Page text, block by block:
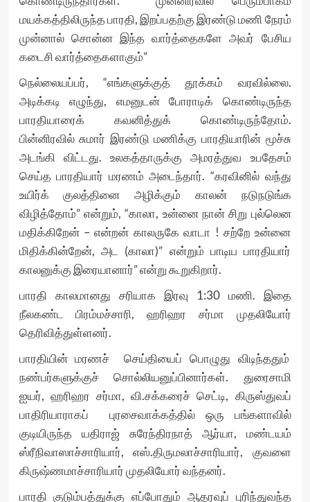
மயக்கத்திலிருந்த பாரதி, இறப்பதற்கு இரண்டு மணி நேரம்
முன்னால் சொன்ன இந்த வார்த்தைகளே அவர் பேசிய
கடைசி வார்த்தைகளாகும்”
நெல்லையப்பர், “எங்களுக்குத் தூக்கம் வரவில்லை.
அடிக்கடி எழுந்து, எமனுடன் போராடிக் கொண்டிருந்த
பாரதியாரைக் கவனித்துக் கொண்டிருந்தோம்.
பின்னிரவில் சுமார் இரண்டு மணிக்கு பாரதியாரின் மூச்சு
அடங்கி விட்டது. உலகத்தாருக்கு அமரத்துவ உபதேசம்
செய்த பாரதியார் மரணம் அடைந்தார். “கரவினில் வந்து
உயிர்க் குலத்தினை அழிக்கும் காலன் நடுநடுங்க
விழித்தோம்” என்றும், “காலா, உன்னை நான் சிறு புல்லென
மதிக்கிறேன் – என்றன் காலருகே வாடா ! சற்றே உன்னை
மிதிக்கின்றேன், அட (காலா)” என்றும் பாடிய பாரதியார்
காலனுக்கு இரையானார்” என்று கூறுகிறார்.
பாரதி காலமானது சரியாக இரவு 1:30 மணி. இதை
நீலகண்ட பிரம்மச்சாரி, ஹரிஹர சர்மா முதலியோர்
தெரிவித்துள்ளனர்.
பாரதியின் மரணச் செய்தியைப் பொழுது விடிந்ததும்
நண்பர்களுக்குச் சொல்லியனுப்பினார்கள். துரைசாமி
ஐயர், ஹரிஹர சர்மா, வி.சக்கரைச் செட்டி, கிருஸ்துவப்
பாதிரியாராகப் புரசைவாக்கத்தில் ஒரு பங்களாவில்
குடியிருந்த யதிராஜ் சுரேந்திரநாத் ஆர்யா, மண்டயம்
ஸ்ரீநிவாஸாச்சாரியார், எஸ்.திருமலாச்சாரியார், குவளை
கிருஷ்ணமாச்சாரியார் முதலியோர் வந்தனர்.
பாரதி குடும்பத்துக்கு எப்போதும் ஆதரவுப் புரிந்துவந்த